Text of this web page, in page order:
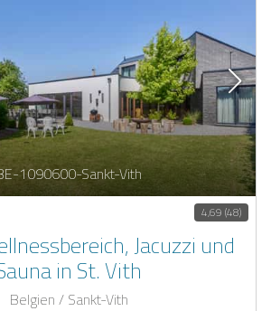
1090600-Sankt-Vith
4,69 (48)
Jacuzzi und
in St. Vith
Belgien / Sankt-Vith